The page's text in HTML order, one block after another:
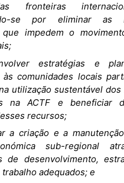
fronteiras
se por eliminar as
impedem o
estratégias e
às comunidades locais
utilização sustentável
na ACTF e beneficiar
recursos;
a criação e a
sub-regional
de desenvolvimento,
adequados; e